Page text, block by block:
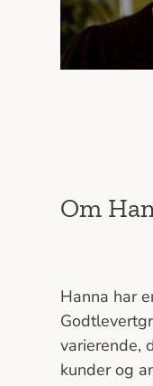
Om
Hanna har
varierende,
kunder og